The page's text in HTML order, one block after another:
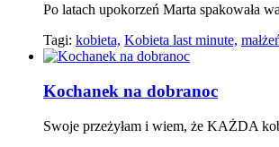
Po latach upokorzeń Marta spakowała
Tagi: kobieta, Kobieta last minute,
Kochanek na dobranoc
Swoje przeżyłam i wiem, że KAŻDA